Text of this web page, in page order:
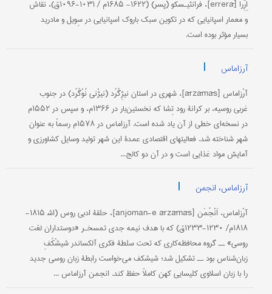
اِرِّرا [errerā]، فرانثیـسکو (پسر) (۱۶۲۲- ۱۶۸۵م / ۱۰۳۱-۱۰۹۶ق)، نقاش
و معمار اسپانیایی که در تکوین سبک باروک اسپانیایی در سِویل و مادرید
بسیار مؤثر بوده است.
آرزاماس |
آرْزاماس [ārzāmās]، شهری در استان نیژِگُرُد (نیژْنی نُوْگُرُد) در جنوب
غربی روسیه، بر کرانۀ رود تِشا که نخستین‌بار در ۱۳۶۶م، و سپس در ۱۵۵۲م
در نسخه‌ای خطی از آن یاد شده است. آرزاماس در ۱۵۷۸م رسماً به عنوان
شهر شناخته شد. فعالیتهای اقتصادی عمدۀ این شهر تولید وسایل کشاورزی و
آمایش مواد غذایی است و در آن دو کالج...
آرزاماس، انجمن |
آرْزاماس، اَنْجُمَن [anjoman-e ārzāmās]، حلقۀ ادبی روس (اش‍ ۱۸۱۵-
۱۸۱۸م/ ۱۲۳۰-۱۲۳۳ق) که با هدف نیمه جدی تمسخـر «دوستداران لغت
روسی» ــ گروه محافظه‌کاری که تحت سلطۀ فکری آلکساندر شیشْکُفِ
زبان‌شناس بود ــ تشکیل شد؛ شیشکف می‌خواست رابطۀ زبان روسی جدید
را با زبان اسلاوی کلیسایی کهن کاملاً حفظ کند. انجمن آرزاماس ...